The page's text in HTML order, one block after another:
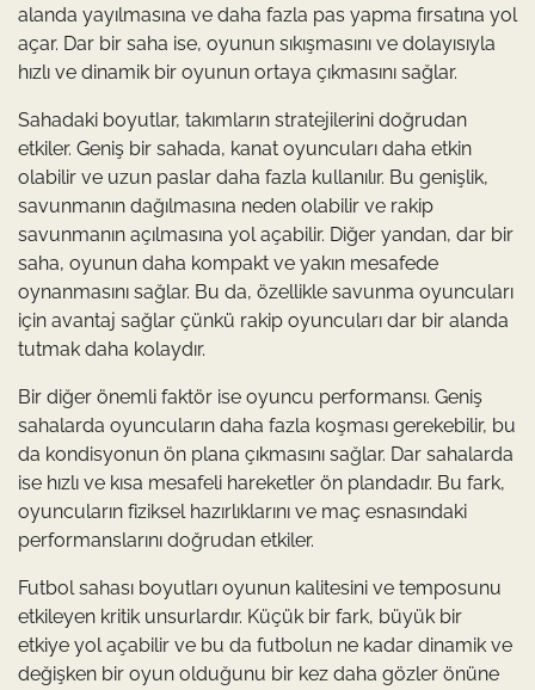
alanda yayılmasına ve daha fazla pas yapma fırsatına yol
açar. Dar bir saha ise, oyunun sıkışmasını ve dolayısıyla
hızlı ve dinamik bir oyunun ortaya çıkmasını sağlar.
Sahadaki boyutlar, takımların stratejilerini doğrudan
etkiler. Geniş bir sahada, kanat oyuncuları daha etkin
olabilir ve uzun paslar daha fazla kullanılır. Bu genişlik,
savunmanın dağılmasına neden olabilir ve rakip
savunmanın açılmasına yol açabilir. Diğer yandan, dar bir
saha, oyunun daha kompakt ve yakın mesafede
oynanmasını sağlar. Bu da, özellikle savunma oyuncuları
için avantaj sağlar çünkü rakip oyuncuları dar bir alanda
tutmak daha kolaydır.
Bir diğer önemli faktör ise oyuncu performansı. Geniş
sahalarda oyuncuların daha fazla koşması gerekebilir, bu
da kondisyonun ön plana çıkmasını sağlar. Dar sahalarda
ise hızlı ve kısa mesafeli hareketler ön plandadır. Bu fark,
oyuncuların fiziksel hazırlıklarını ve maç esnasındaki
performanslarını doğrudan etkiler.
Futbol sahası boyutları oyunun kalitesini ve temposunu
etkileyen kritik unsurlardır. Küçük bir fark, büyük bir
etkiye yol açabilir ve bu da futbolun ne kadar dinamik ve
değişken bir oyun olduğunu bir kez daha gözler önüne